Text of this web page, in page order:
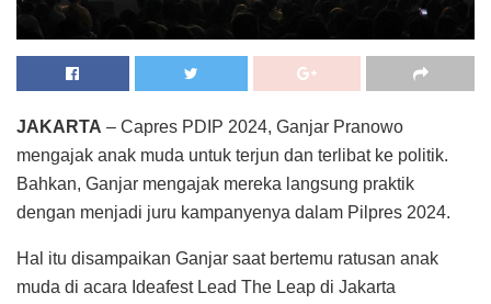
JAKARTA – Capres PDIP 2024, Ganjar Pranowo
mengajak anak muda untuk terjun dan terlibat ke politik.
Bahkan, Ganjar mengajak mereka langsung praktik
dengan menjadi juru kampanyenya dalam Pilpres 2024.
Hal itu disampaikan Ganjar saat bertemu ratusan anak
muda di acara Ideafest Lead The Leap di Jakarta